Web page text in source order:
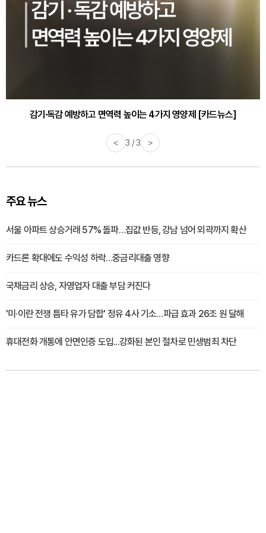
감기·독감 예방하고 면역력 높이는 4가지 영양제 [카드뉴스]
< 3 / 3 >
주요 뉴스
서울 아파트 상승거래 57% 돌파…집값 반등, 강남 넘어 외곽까지 확산
카드론 확대에도 수익성 하락…중금리대출 영향
국채금리 상승, 자영업자 대출 부담 커진다
'미·이란 전쟁 틈타 유가 담합' 정유 4사 기소…파급 효과 26조 원 달해
휴대전화 개통에 안면인증 도입...강화된 본인 절차로 민생범죄 차단